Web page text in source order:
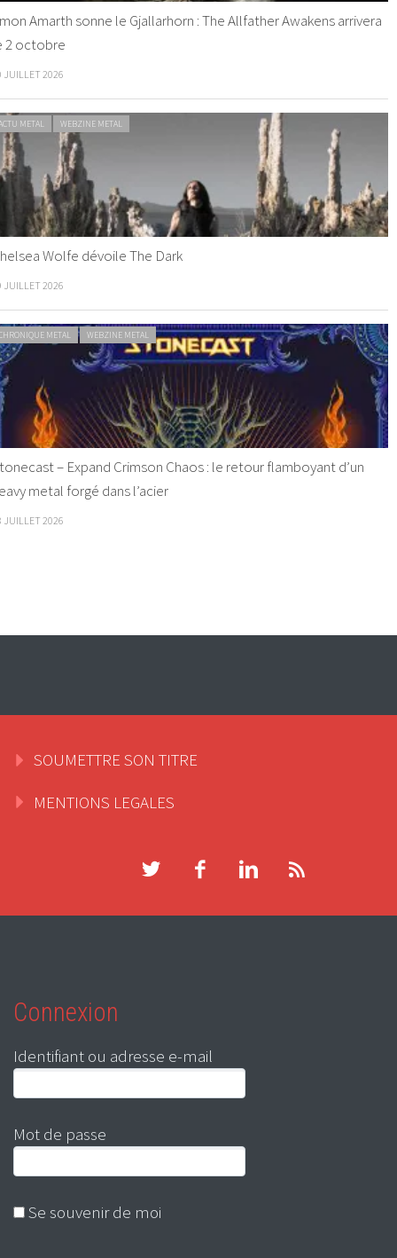
Amarth sonne le Gjallarhorn : The Allfather Awakens arrivera
2 octobre
JUILLET 2026
METAL WEBZINE METAL
Wolfe dévoile The Dark
JUILLET 2026
METAL WEBZINE METAL
– Expand Crimson Chaos : le retour flamboyant d’un
metal forgé dans l’acier
JUILLET 2026
SOUMETTRE SON TITRE
MENTIONS LEGALES
Connexion
Identifiant ou adresse e-mail
Mot de passe
Se souvenir de moi